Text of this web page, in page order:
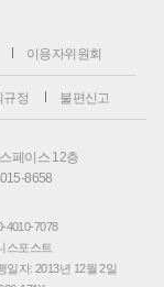
이용자위원회
규정 불편신고
페이스 12층
8658
4010-7078
스포스트
일자: 2013년 12월 2일